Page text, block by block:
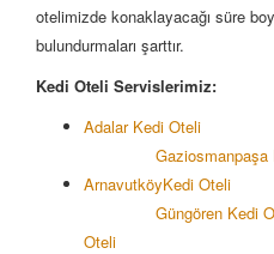
otelimizde konaklayacağı süre
bulundurmaları şarttır.
Kedi Oteli Servislerimiz:
Adalar Kedi Oteli
Gaziosmanpaşa
ArnavutköyKedi Oteli
Güngören Kedi
Oteli